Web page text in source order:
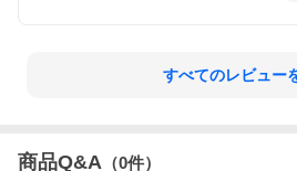
すべてのレビュー
商品Q&A （0件）